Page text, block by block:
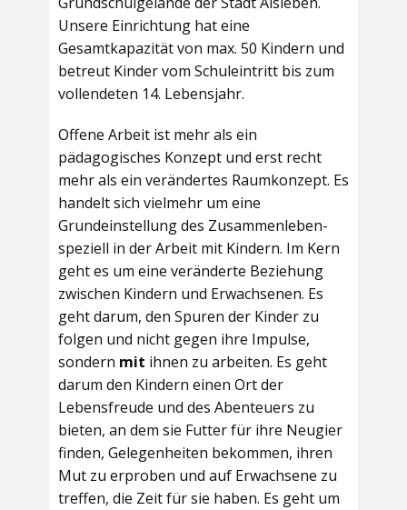
Unsere Einrichtung hat eine
Gesamtkapazität von max. 50 Kindern und
betreut Kinder vom Schuleintritt bis zum
vollendeten 14. Lebensjahr.
Offene Arbeit ist mehr als ein
pädagogisches Konzept und erst recht
mehr als ein verändertes Raumkonzept. Es
handelt sich vielmehr um eine
Grundeinstellung des Zusammenleben-
speziell in der Arbeit mit Kindern. Im Kern
geht es um eine veränderte Beziehung
zwischen Kindern und Erwachsenen. Es
geht darum, den Spuren der Kinder zu
folgen und nicht gegen ihre Impulse,
sondern mit ihnen zu arbeiten. Es geht
darum den Kindern einen Ort der
Lebensfreude und des Abenteuers zu
bieten, an dem sie Futter für ihre Neugier
finden, Gelegenheiten bekommen, ihren
Mut zu erproben und auf Erwachsene zu
treffen, die Zeit für sie haben. Es geht um